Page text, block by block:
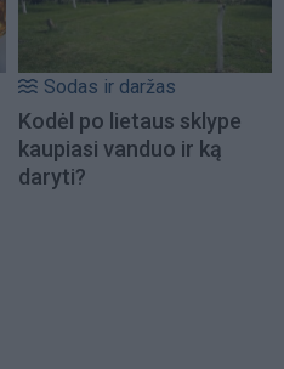
Sodas ir daržas
Kodėl po lietaus sklype
kaupiasi vanduo ir ką
daryti?